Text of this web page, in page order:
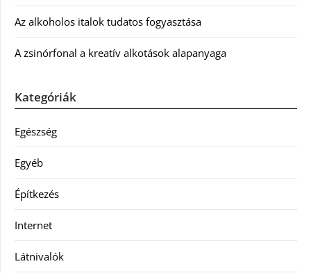
Az alkoholos italok tudatos fogyasztása
A zsinórfonal a kreatív alkotások alapanyaga
Kategóriák
Egészség
Egyéb
Építkezés
Internet
Látnivalók